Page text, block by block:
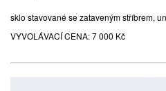
sklo stavované se zataveným stříbrem,
VYVOLÁVACÍ CENA:7 000 Kč